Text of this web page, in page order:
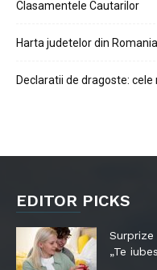
Clasamentele Cautarilor
Harta judetelor din
Declaratii de dragoste:
EDITOR PICKS
„Te